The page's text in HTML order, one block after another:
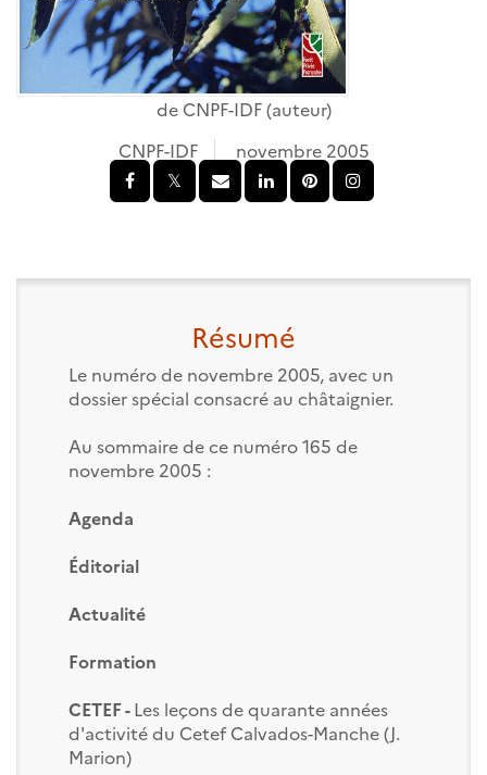
de CNPF-IDF(auteur)
CNPF-IDF
novembre 2005
Résumé
Le numéro de novembre 2005, avec un
dossier spécial consacré au châtaignier.
Au sommaire de ce numéro 165 de
novembre 2005 :
Agenda
Éditorial
Actualité
Formation
CETEF -Les leçons de quarante années
d'activité du Cetef Calvados-Manche (J.
Marion)